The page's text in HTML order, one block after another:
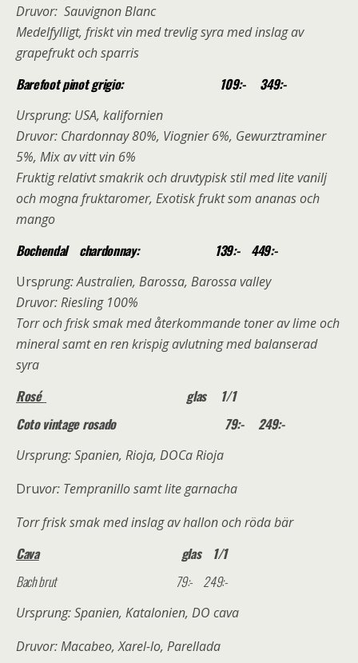
Druvor: Sauvignon Blanc
Medelfylligt, friskt vin med trevlig syra med inslag av
grapefrukt och sparris
Barefoot pinot grigio: 109:- 349:-
Ursprung: USA, kalifornien
Druvor: Chardonnay 80%, Viognier 6%, Gewurztraminer
5%, Mix av vitt vin 6%
Fruktig relativt smakrik och druvtypisk stil med lite vanilj
och mogna fruktaromer, Exotisk frukt som ananas och
mango
Bochendal chardonnay: 139:- 449:-
Ursprung: Australien, Barossa, Barossa valley
Druvor: Riesling 100%
Torr och frisk smak med återkommande toner av lime och
mineral samt en ren krispig avlutning med balanserad
syra
Rosé
glas 1/1
Coto vintage rosado 79:- 249:-
Ursprung: Spanien, Rioja, DOCa Rioja
Druvor: Tempranillo samt lite garnacha
Torr frisk smak med inslag av hallon och röda bär
Cava
glas 1/1
Bach brut 79:- 249:-
Ursprung: Spanien, Katalonien, DO cava
Druvor: Macabeo, Xarel-lo, Parellada